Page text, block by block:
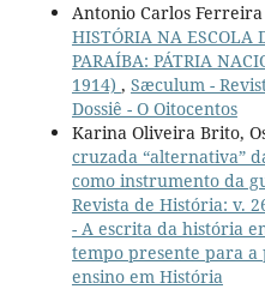
Antonio Carlos
HISTÓRIA NA ESCOLA
PARAÍBA: PÁTRIA
1914) , Sæculum -
Dossiê - O Oitocentos
Karina Oliveira Brito,
cruzada “alternativa”
como instrumento da
Revista de História: v.
- A escrita da história
tempo presente para a
ensino em História